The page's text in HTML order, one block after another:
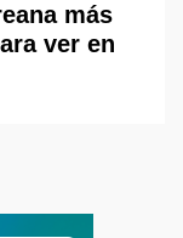
más
ver en